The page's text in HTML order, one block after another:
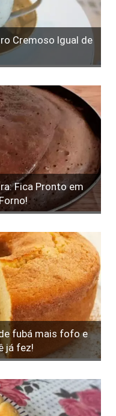
Cremoso Igual de
Fica Pronto em
fubá mais fofo e
já fez!